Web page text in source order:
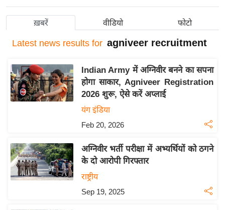
ष्ट्री
बि
ने
स
उ
ग
त
वि
ख़बरें वीडियो फोटो
Latest news results for agniveer recruitment
Indian Army में अग्निवीर बनने का सपना
होगा साकार, Agniveer Registration
2026 शुरू, ऐसे करें अप्लाई
यंग इंडिया
Feb 20, 2026
अग्निवीर भर्ती परीक्षा में अभ्यर्थियों को ठगने
के दो आरोपी गिरफ्तार
राष्ट्रीय
Sep 19, 2025